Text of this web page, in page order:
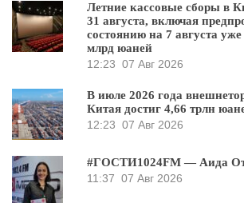
Летние кассовые сборы в
31 августа, включая
состоянию на 7 августа
млрд юаней
12:23 07 Авг 2026
В июле 2026 года
Китая достиг 4,66 трлн
12:23 07 Авг 2026
#ГОСТИ1024FM — Аида
11:37 07 Авг 2026